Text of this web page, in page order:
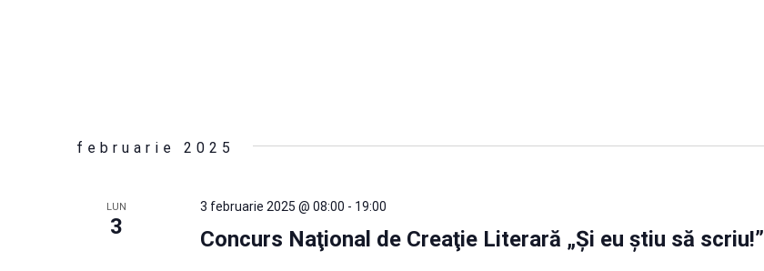
februarie 2025
LUN
3 Concurs Naţional de Creaţie Literară „Şi eu ştiu să scriu!”
3 februarie 2025 @ 08:00 - 19:00